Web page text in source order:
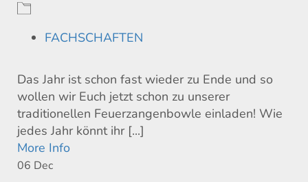
FACHSCHAFTEN
Das Jahr ist schon fast wieder zu Ende und so
wollen wir Euch jetzt schon zu unserer
traditionellen Feuerzangenbowle einladen! Wie
jedes Jahr könnt ihr [...]
More Info
06 Dec